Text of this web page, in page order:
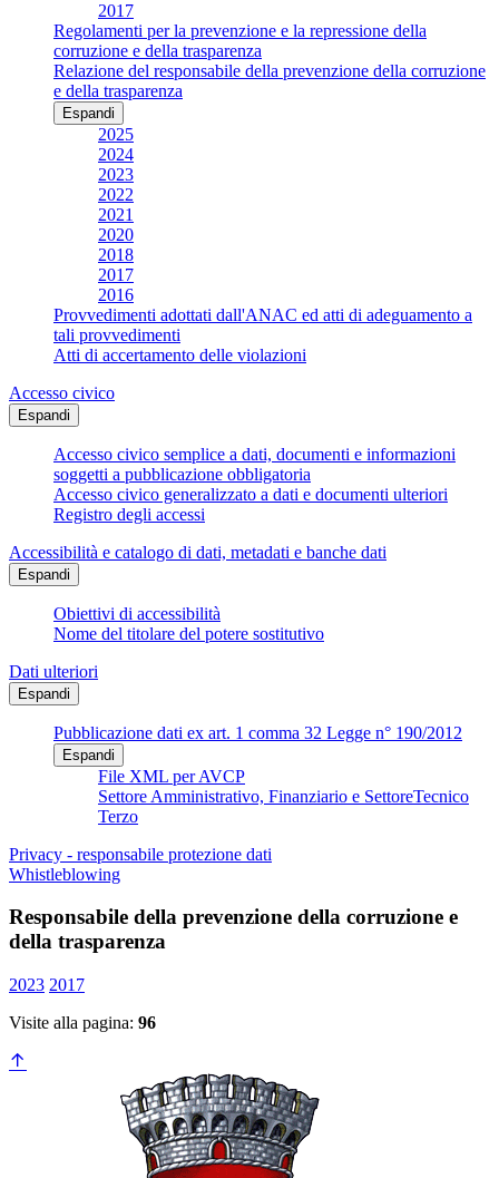
2017
Regolamenti per la prevenzione e la repressione della
corruzione e della trasparenza
Relazione del responsabile della prevenzione della corruzione
e della trasparenza
Espandi
2025
2024
2023
2022
2021
2020
2018
2017
2016
Provvedimenti adottati dall'ANAC ed atti di adeguamento a
tali provvedimenti
Atti di accertamento delle violazioni
Accesso civico
Espandi
Accesso civico semplice a dati, documenti e informazioni
soggetti a pubblicazione obbligatoria
Accesso civico generalizzato a dati e documenti ulteriori
Registro degli accessi
Accessibilità e catalogo di dati, metadati e banche dati
Espandi
Obiettivi di accessibilità
Nome del titolare del potere sostitutivo
Dati ulteriori
Espandi
Pubblicazione dati ex art. 1 comma 32 Legge n° 190/2012
Espandi
File XML per AVCP
Settore Amministrativo, Finanziario e SettoreTecnico
Terzo
Privacy - responsabile protezione dati
Whistleblowing
Responsabile della prevenzione della corruzione e
della trasparenza
2023 2017
Visite alla pagina: 96